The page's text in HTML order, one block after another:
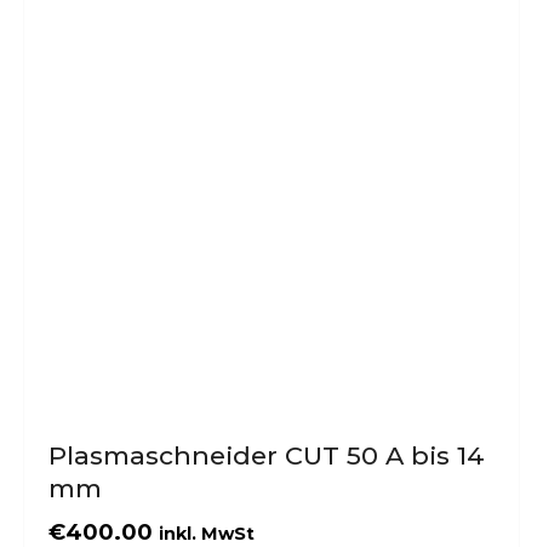
Plasmaschneider CUT 50 A bis 14
mm
€400.00 inkl. MwSt